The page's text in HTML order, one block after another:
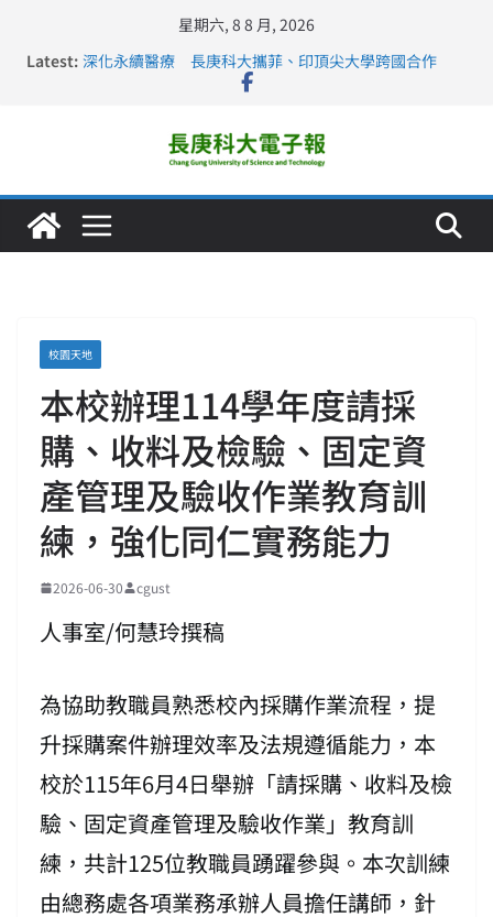
星期六, 8 8 月, 2026
Latest: 獲肯定
深化永續醫療 長庚科大攜菲、印頂尖大學跨國合作
跨海築夢 長庚科大赴美直擊健康平權與智慧照護實踐
仁德醫專與長庚科大締結策略聯盟 培育護理尖兵
校園天地
本校辦理114學年度請採
購、收料及檢驗、固定資
產管理及驗收作業教育訓
練，強化同仁實務能力
2026-06-30 cgust
人事室/何慧玲撰稿
為協助教職員熟悉校內採購作業流程，提
升採購案件辦理效率及法規遵循能力，本
校於115年6月4日舉辦「請採購、收料及檢
驗、固定資產管理及驗收作業」教育訓
練，共計125位教職員踴躍參與。本次訓練
由總務處各項業務承辦人員擔任講師，針